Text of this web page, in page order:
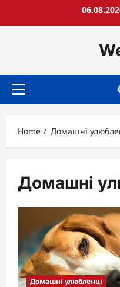
Primary
Home Домашні
Домашні
Домашні улюбленці